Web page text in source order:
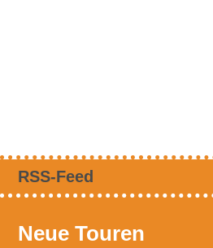
RSS-Feed
Neue Touren